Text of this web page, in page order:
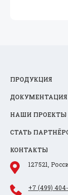
ПРОДУКЦИЯ
ДОКУМЕНТАЦИЯ
НАШИ ПРОЕКТЫ
СТАТЬ
КОНТАКТЫ
127521,
+7 (499)